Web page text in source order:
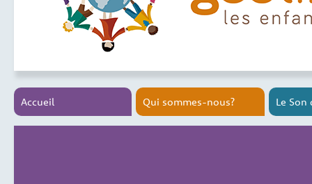
Accueil Qui sommes-nous? Le Son